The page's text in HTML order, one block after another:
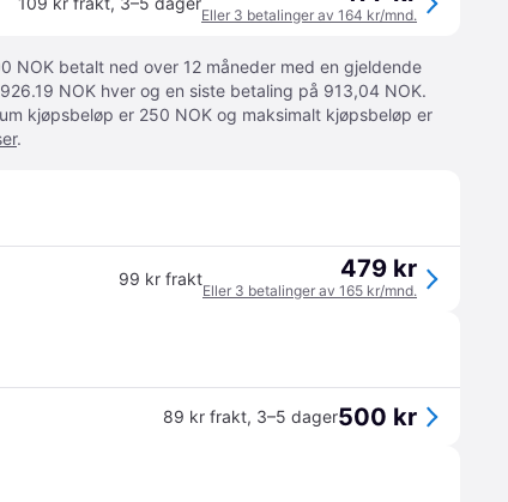
Eller 3 betalinger av 164 kr/mnd.
NOK betalt ned over 12 måneder med en gjeldende
NOK hver og en siste betaling på 913,04 NOK.
kjøpsbeløp er 250 NOK og maksimalt kjøpsbeløp er
.
99 kr frakt 479 kr
Eller 3 betalinger av 165 kr/mnd.
89 kr frakt, 3–5 dager500 kr